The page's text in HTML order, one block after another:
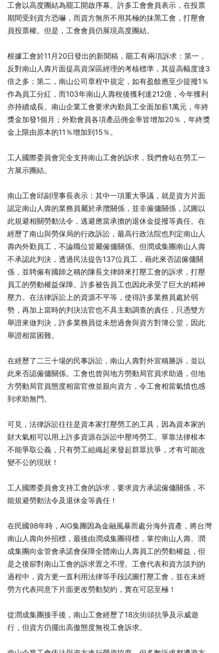
工會以高度團結為罷工開啟序幕。許多工會會員表示，在投票
期間受到資方恐嚇，而資方無所不用其極的抹黑工會，打壓會
員投票權。但是，工會會員仍展現高度團結。
根據工會於11月20日發出的新聞稿，罷工有兩項訴求：第一，
反對南山人壽片面提高資深區經理的考核標準，其提高幅度達3
倍之多；第二，南山公司章程中規定，如有盈餘應至少提撥1％
作為員工分紅，而103年南山人壽稅後獲利達212億，今年獲利
亦持續成長。南山企業工會要求內勤員工全面加薪1萬元，年終
獎金加發1個月；外勤會員各項產品佣金率皆增加20％，年終獎
金上限由原本的11％增加到15％。
工人國際委員會完全支持南山工會的訴求，我們會站在勞工一
方展示團結。
南山工會邱副理事長表示：其中一項重大爭議，就是資方片面
認定南山人壽的業務員屬於承攬關係，並非僱傭關係，試圖以
此規避相關勞動法令，逃避應當承擔的退休金提撥等責任。在
經歷了南山與勞保局的行政訴訟，最高行政法院也判定南山人
壽內外勤員工，不論職位皆屬僱傭關係。但潤成集團南山人壽
不承認此判決，透過民法提告137位員工，藉此來否認僱傭關
係，並聘僱有國師之稱的陳長文律師來打壓工會的訴求，打壓
員工的勞動權益保障。許多被告員工也因此承受了巨大的精神
壓力。在法律訴訟上的資源不平等，使得許多業務員處於弱
勢，再加上當時的判決法官也不具主動調查的責任，只憑雙方
舉證來做判決，許多業務員從未想過會與資方對簿公堂，因此
舉證相當困難。
在經歷了二三十場的民事訴訟，南山人壽對外宣稱勝訴，並以
此來否認僱傭關係。工會也曾與地方勞動局官員求助過，但地
方勞動局官員態度相當官僚並親向資方，令工會相當氣憤也感
到求助無門。
可見，法律訴訟往往是資本家打壓勞工的工具，因為資本家的
財大氣粗可以用上許多資源在訴訟中壓垮勞工。單靠法律根本
不能爭取公義，只有勞工組織起來發起群眾抗爭，才有可能改
變不公的現狀！
工人國際委員會支持工會的訴求，要求資方承認僱傭關係，不
能規避勞動法令及退休金等責任！
在民國98年時，AIG集團因為金融風暴而處分海外資產，將台灣
南山人壽向外招標，最後由潤成集團得標，掌控南山人壽。潤
成集團向金管會承諾會保障全體南山人壽員工的勞動權益，但
是之後卻對南山工會的訴求置之不理。工會代表和資方談判的
過程中，資方更一直利用法律等手段試圖打壓工會，並在未經
勞方代表同意下片面更改勞動契約，實在可惡至極！
從潤成集團接手後，南山工會經歷了18次街頭抗爭及示威遊
行，但資方仍擺出高傲態度無視工會訴求。